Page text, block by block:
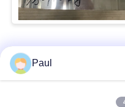
Λαϊκή
Paul